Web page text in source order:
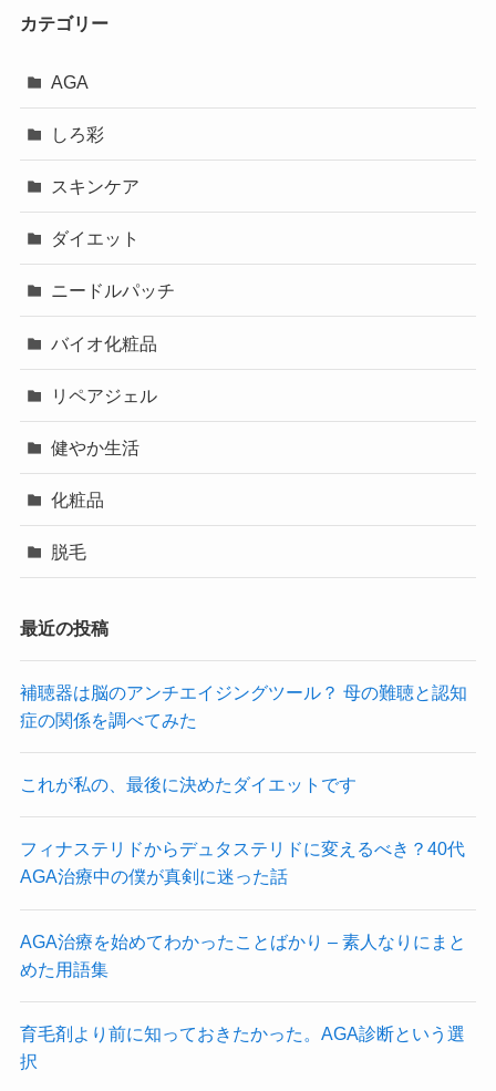
カテゴリー
AGA
しろ彩
スキンケア
ダイエット
ニードルパッチ
バイオ化粧品
リペアジェル
健やか生活
化粧品
脱毛
最近の投稿
補聴器は脳のアンチエイジングツール？ 母の難聴と認知
症の関係を調べてみた
これが私の、最後に決めたダイエットです
フィナステリドからデュタステリドに変えるべき？40代
AGA治療中の僕が真剣に迷った話
AGA治療を始めてわかったことばかり – 素人なりにまと
めた用語集
育毛剤より前に知っておきたかった。AGA診断という選
択